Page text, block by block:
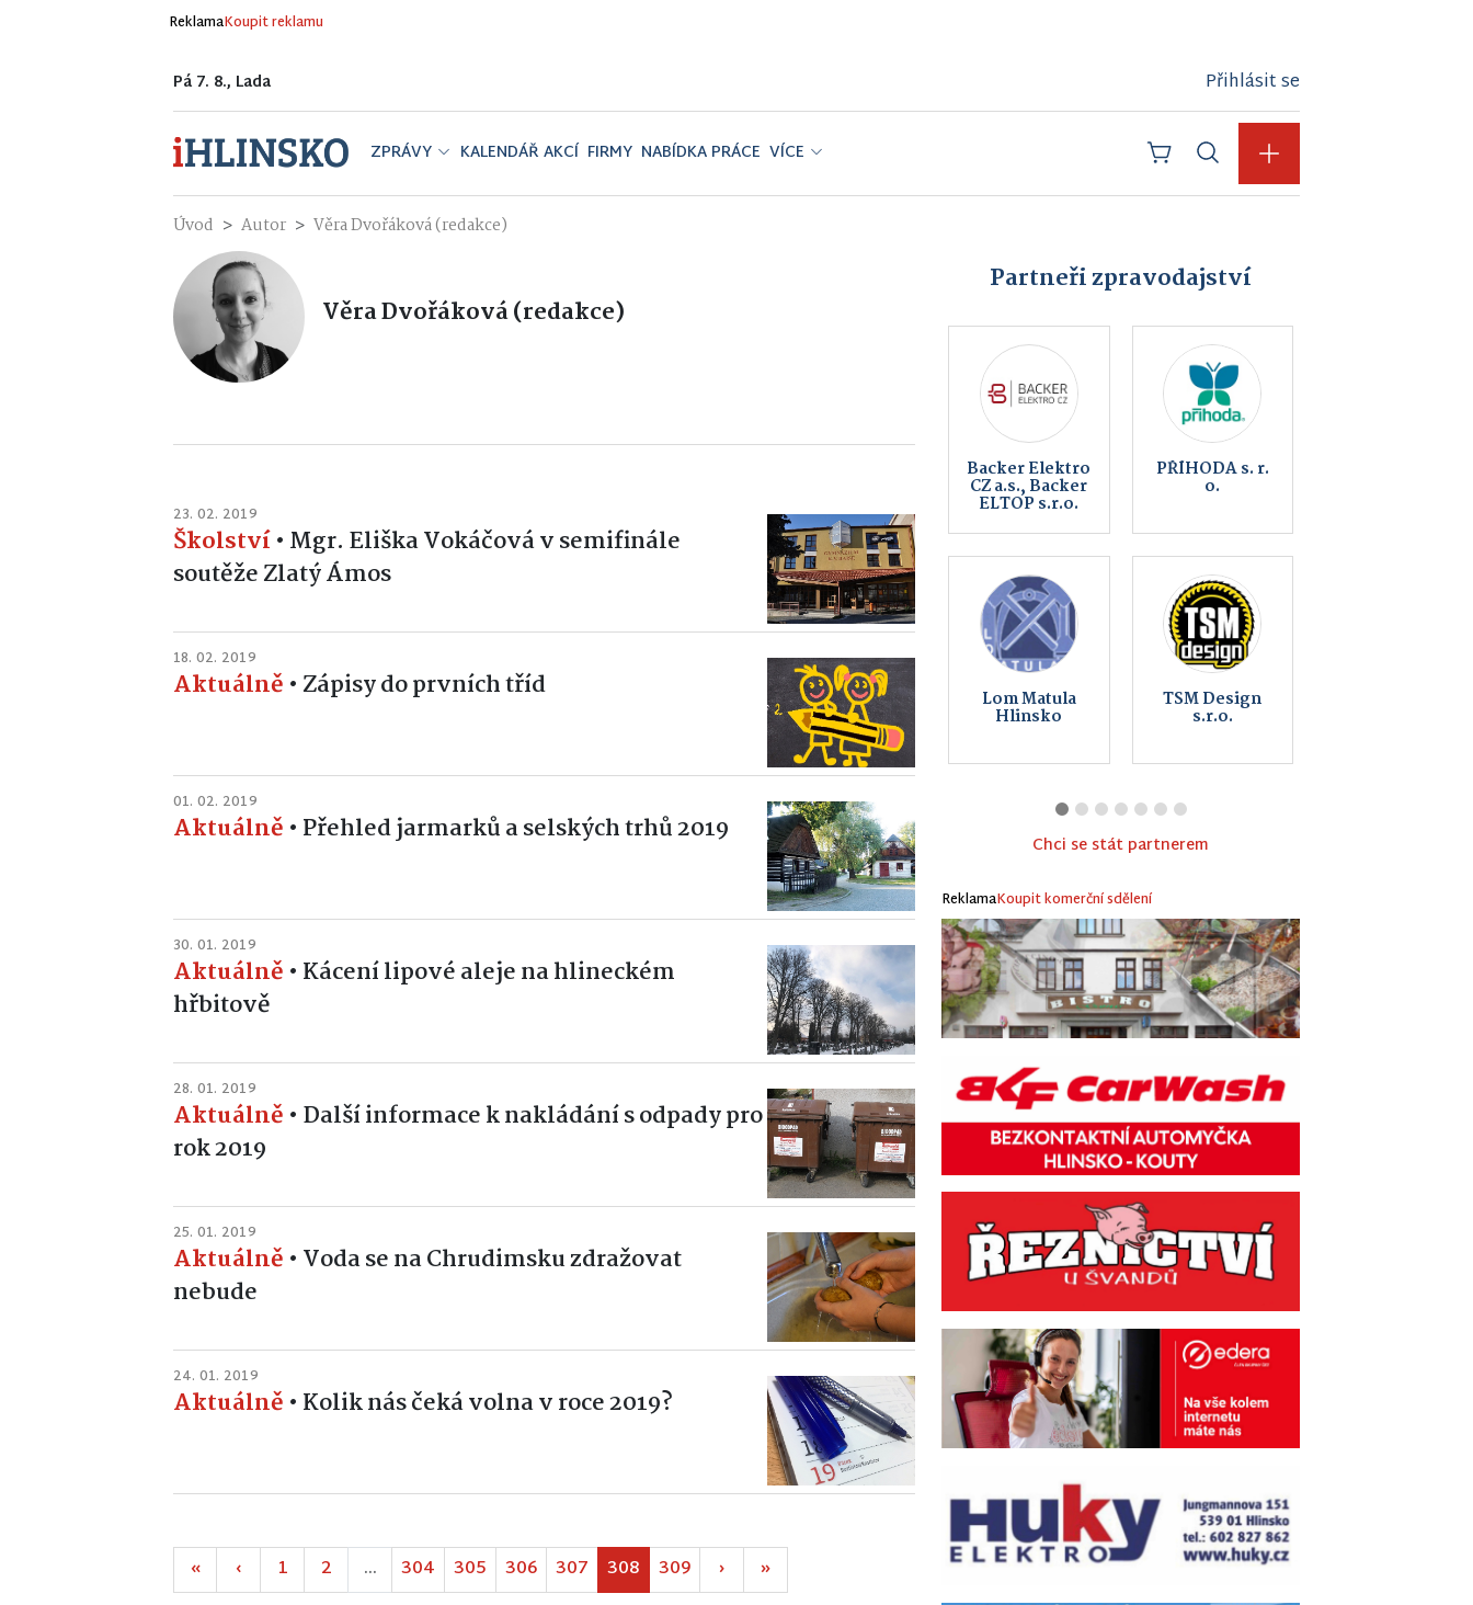
ReklamaKoupit reklamu
Pá 7. 8., Lada Přihlásit se
ZPRÁVY KALENDÁŘ AKCÍ FIRMY NABÍDKA PRÁCE VÍCE
Úvod Autor Věra Dvořáková (redakce)
Věra Dvořáková (redakce)
23. 02. 2019
Školství• Mgr. Eliška Vokáčová v semifinále
soutěže Zlatý Ámos
18. 02. 2019
Aktuálně • Zápisy do prvních tříd
01. 02. 2019
Aktuálně • Přehled jarmarků a selských trhů 2019
30. 01. 2019
Aktuálně • Kácení lipové aleje na hlineckém
hřbitově
28. 01. 2019
Aktuálně • Další informace k nakládání s odpady pro
rok 2019
25. 01. 2019
Aktuálně • Voda se na Chrudimsku zdražovat
nebude
24. 01. 2019
Aktuálně • Kolik nás čeká volna v roce 2019?
« ‹ 1 2 ... 304 305 306 307 308 309 › »
Partneři zpravodajství
Pujc-auto.cz Peklo
Čertovina
Jatky Český
Brod a.s. |
Elektro Bureš
s.r.o
Chci se stát partnerem
ReklamaKoupit komerční sdělení